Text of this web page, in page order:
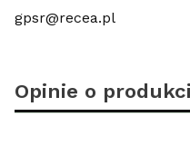
gpsr@recea.pl
Opinie o